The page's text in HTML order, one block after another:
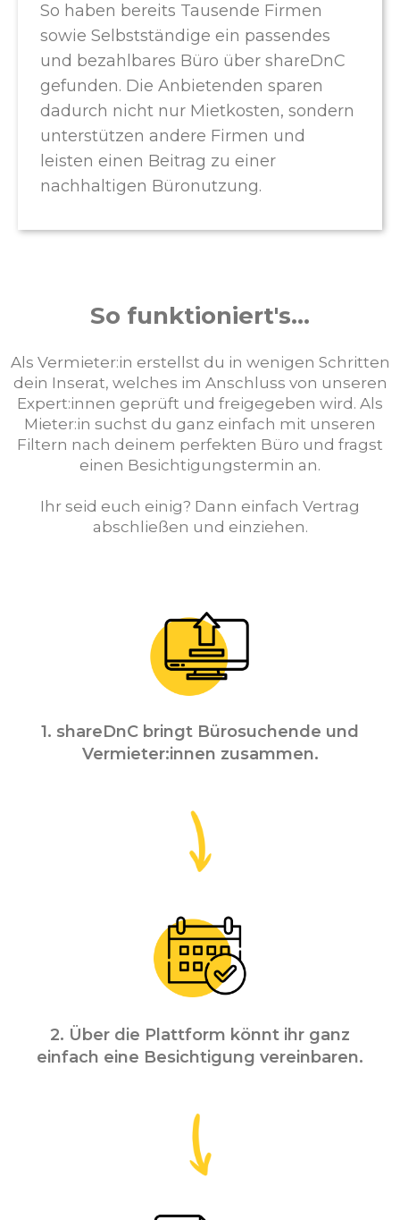
So haben bereits Tausende Firmen
sowie Selbstständige ein passendes
und bezahlbares Büro über shareDnC
gefunden. Die Anbietenden sparen
dadurch nicht nur Mietkosten, sondern
unterstützen andere Firmen und
leisten einen Beitrag zu einer
nachhaltigen Büronutzung.
So funktioniert's...
Als Vermieter:in erstellst du in wenigen Schritten
dein Inserat, welches im Anschluss von unseren
Expert:innen geprüft und freigegeben wird. Als
Mieter:in suchst du ganz einfach mit unseren
Filtern nach deinem perfekten Büro und fragst
einen Besichtigungstermin an.
Ihr seid euch einig? Dann einfach Vertrag
abschließen und einziehen.
1. shareDnC bringt Bürosuchende und
Vermieter:innen zusammen.
2. Über die Plattform könnt ihr ganz
einfach eine Besichtigung vereinbaren.